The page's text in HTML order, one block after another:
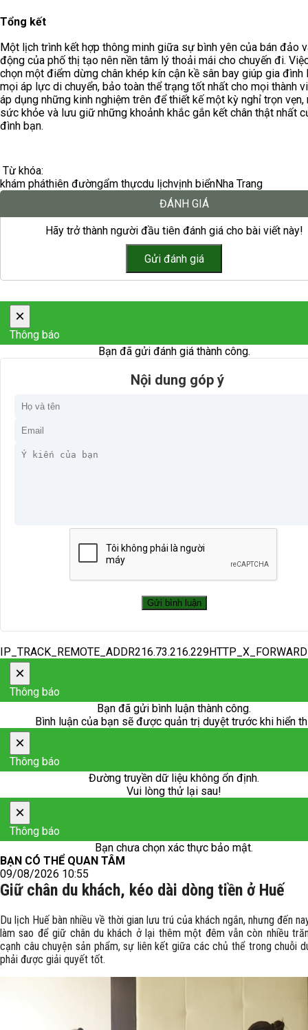
Tổng kết
Một lịch trình kết hợp thông minh giữa sự bình yên của bán đảo
động của phố thị tạo nên nền tâm lý thoải mái cho chuyến đi.
chọn một điểm dừng chân khép kín cận kề sân bay giúp gia đình
mọi áp lực di chuyển, bảo toàn thể trạng tốt nhất cho mọi thành
áp dụng những kinh nghiệm trên để thiết kế một kỳ nghỉ trọn vẹn,
sức khỏe và lưu giữ những khoảnh khắc gắn kết chân thật nhất
đình bạn.
Từ khóa:
khám pháthiên đườngẩm thựcdu lịchvịnh biểnNha Trang
ĐÁNH GIÁ
Hãy trở thành người đầu tiên đánh giá cho bài viết này!
×
Thông báo
Bạn đã gửi đánh giá thành công.
Nội dung góp ý
×
Thông báo
Bạn đã gửi bình luận thành công.
Bình luận của bạn sẽ được quản trị duyệt trước khi hiển
×
Thông báo
Đường truyền dữ liệu không ổn định.
Vui lòng thử lại sau!
×
Thông báo
Bạn chưa chọn xác thực bảo mật.
BẠN CÓ THỂ QUAN TÂM
09/08/2026 10:55
Giữ chân du khách, kéo dài dòng tiền ở Huế
Du lịch Huế bàn nhiều về thời gian lưu trú của khách ngắn, nhưng đến
làm sao để giữ chân du khách ở lại thêm một đêm vẫn còn nhiều
cạnh câu chuyện sản phẩm, sự liên kết giữa các chủ thể trong chuỗi
phải được giải quyết tốt.